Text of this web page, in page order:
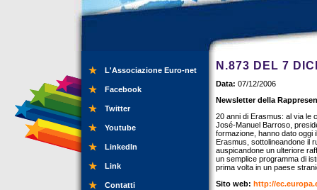
L'Associazione Euro-net
Facebook
Twitter
Youtube
LinkedIn
Link
Contatti
N.873 DEL 7
Data: 07/12/2006
Newsletter della
20 anni di Erasmus: al via le
José-Manuel Barroso,
formazione, hanno dato oggi
Erasmus, sottolineandone il
auspicandone un ulteriore
un semplice programma di
prima volta in un paese
Sito web: http://